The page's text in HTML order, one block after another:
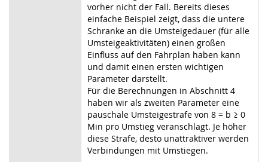
vorher nicht der Fall. Bereits dieses
einfache Beispiel zeigt, dass die untere
Schranke an die Umsteigedauer (für alle
Umsteigeaktivitäten) einen großen
Einfluss auf den Fahrplan haben kann
und damit einen ersten wichtigen
Parameter darstellt.
Für die Berechnungen in Abschnitt 4
haben wir als zweiten Parameter eine
pauschale Umsteigestrafe von 8 = b ≥ 0
Min pro Umstieg veranschlagt. Je höher
diese Strafe, desto unattraktiver werden
Verbindungen mit Umstiegen.